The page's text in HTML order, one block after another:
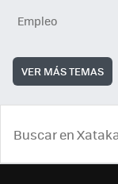
Empleo
VER MÁS TEMAS